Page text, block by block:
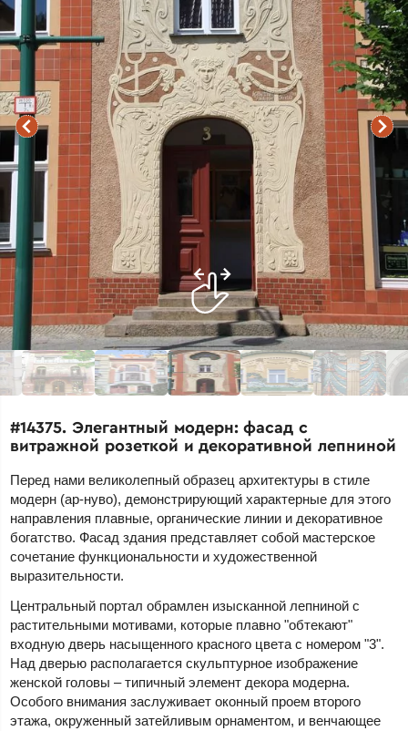
#14375. Элегантный модерн: фасад с
витражной розеткой и декоративной лепниной
Перед нами великолепный образец архитектуры в стиле
модерн (ар-нуво), демонстрирующий характерные для этого
направления плавные, органические линии и декоративное
богатство. Фасад здания представляет собой мастерское
сочетание функциональности и художественной
выразительности.
Центральный портал обрамлен изысканной лепниной с
растительными мотивами, которые плавно "обтекают"
входную дверь насыщенного красного цвета с номером "3".
Над дверью располагается скульптурное изображение
женской головы – типичный элемент декора модерна.
Особого внимания заслуживает оконный проем второго
этажа, окруженный затейливым орнаментом, и венчающее